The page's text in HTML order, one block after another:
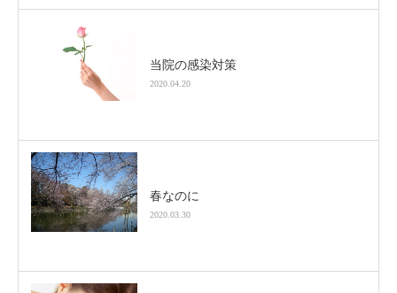
当院の感染対策
2020.04.20
春なのに
2020.03.30